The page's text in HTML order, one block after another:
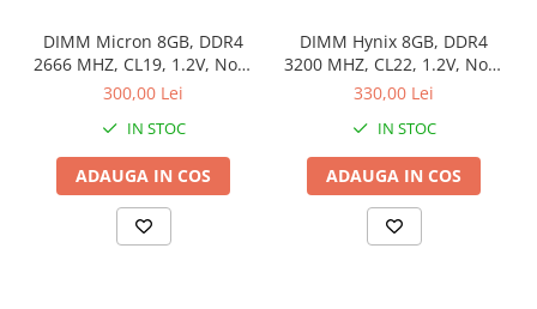
DIMM Micron 8GB, DDR4
2666 MHZ, CL19, 1.2V, Non-
ECC, bulk
300,00 Lei
IN STOC
ADAUGA IN COS
DIMM Hynix 8GB, DDR4
3200 MHZ, CL22, 1.2V, Non-
ECC, bulk
330,00 Lei
IN STOC
ADAUGA IN COS